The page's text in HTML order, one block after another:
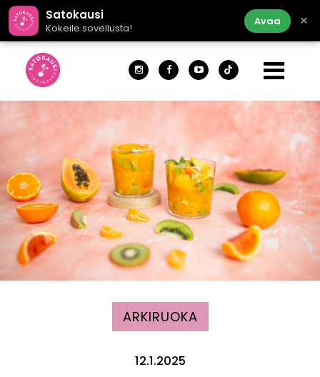
Satokausi
Kokeile sovellusta!
Avaa ×
ARKIRUOKA
12.1.2025